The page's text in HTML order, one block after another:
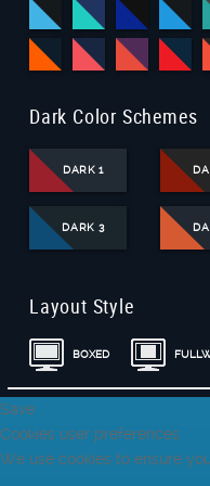
Dark Color Schemes
DARK 1
DARK 3
Layout Style
BOXED
Save
Cookies user preferences
We use cookies to ensure